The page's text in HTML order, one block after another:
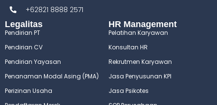
+62821 8888 2571
Legalitas
Pendirian PT
Pendirian CV
Pendirian Yayasan
Penanaman Modal Asing (PMA)
Perizinan Usaha
HR Management
Pelatihan Karyawan
Konsultan HR
Rekrutmen Karyawan
Jasa Penyusunan KPI
Jasa Psikotes